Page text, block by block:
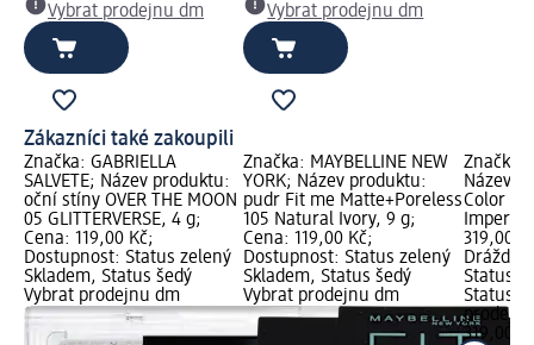
Vybrat prodejnu dm
Vybrat prodejnu dm
Zákazníci také zakoupili
Značka: GABRIELLA
SALVETE; Název produktu:
oční stíny OVER THE MOON
05 GLITTERVERSE, 4 g;
Cena: 119,00 Kč;
Dostupnost: Status zelený
Skladem, Status šedý
Vybrat prodejnu dm
Značka: MAYBELLINE NEW
YORK; Název produktu:
pudr Fit me Matte+Poreless
105 Natural Ivory, 9 g;
Cena: 119,00 Kč;
Dostupnost: Status zelený
Skladem, Status šedý
Vybrat prodejnu dm
Značka:
Název
Color
319,00
Status
Status
319,00